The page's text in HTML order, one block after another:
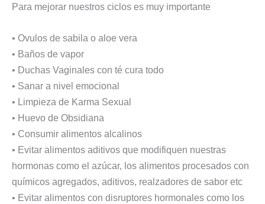
Para mejorar nuestros ciclos es muy importante
• Ovulos de sabila o aloe vera
• Baños de vapor
• Duchas Vaginales con té cura todo
• Sanar a nivel emocional
• Limpieza de Karma Sexual
• Huevo de Obsidiana
• Consumir alimentos alcalinos
• Evitar alimentos aditivos que modifiquen nuestras
hormonas como el azúcar, los alimentos procesados con
químicos agregados, aditivos, realzadores de sabor etc
• Evitar alimentos con disruptores hormonales como los